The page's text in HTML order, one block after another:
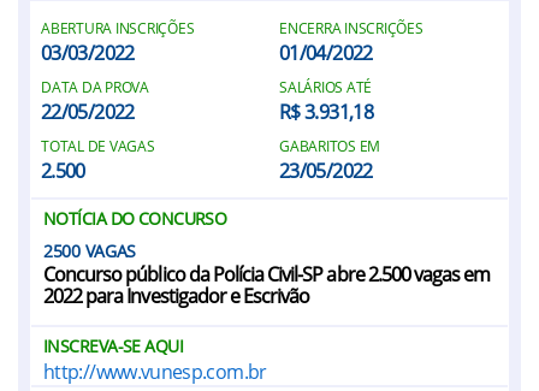
ABERTURA INSCRIÇÕES
03/03/2022
ENCERRA INSCRIÇÕES
01/04/2022
DATA DA PROVA
22/05/2022
SALÁRIOS ATÉ
R$ 3.931,18
TOTAL DE VAGAS
2.500
GABARITOS EM
23/05/2022
NOTÍCIA DO CONCURSO
2500
Concurso público da Polícia Civil-SP abre 2.500 vagas em
2022 para Investigador e Escrivão
INSCREVA-SE AQUI
http://www.vunesp.com.br